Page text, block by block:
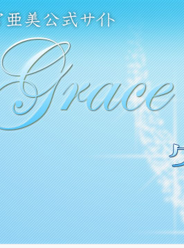
サイト～Grace Fountain～
ンテン